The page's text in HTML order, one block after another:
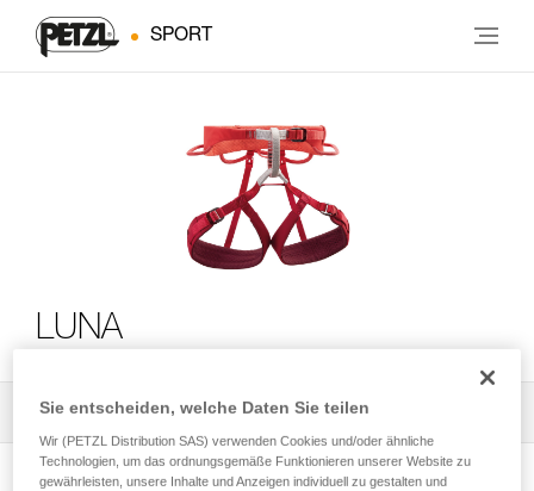
SPORT
LUNA
Alle technischen Anwendungen 2
Sie entscheiden, welche Daten Sie teilen
Wir (PETZL Distribution SAS) verwenden Cookies und/oder ähnliche
Technologien, um das ordnungsgemäße Funktionieren unserer Website zu
gewährleisten, unsere Inhalte und Anzeigen individuell zu gestalten und